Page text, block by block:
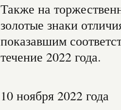
Также на
золотые знаки
показавшим
течение 2022 года.
10 ноября 2022 года